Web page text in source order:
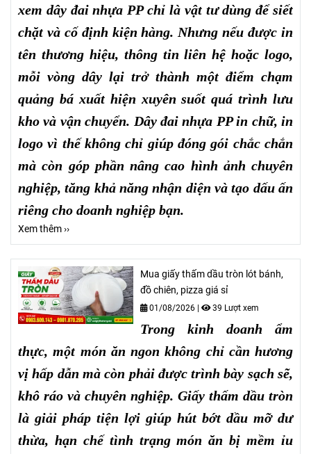
xem dây đai nhựa PP chỉ là vật tư dùng để siết
chặt và cố định kiện hàng. Nhưng nếu được in
tên thương hiệu, thông tin liên hệ hoặc logo,
mỗi vòng dây lại trở thành một điểm chạm
quảng bá xuất hiện xuyên suốt quá trình lưu
kho và vận chuyển. Dây đai nhựa PP in chữ, in
logo vì thế không chỉ giúp đóng gói chắc chắn
mà còn góp phần nâng cao hình ảnh chuyên
nghiệp, tăng khả năng nhận diện và tạo dấu ấn
riêng cho doanh nghiệp bạn.
Xem thêm ››
Mua giấy thấm dầu tròn lót bánh,
đồ chiên, pizza giá sỉ
01/08/2026 | 39 Lượt xem
Trong kinh doanh ẩm
thực, một món ăn ngon không chỉ cần hương
vị hấp dẫn mà còn phải được trình bày sạch sẽ,
khô ráo và chuyên nghiệp. Giấy thấm dầu tròn
là giải pháp tiện lợi giúp hút bớt dầu mỡ dư
thừa, hạn chế tình trạng món ăn bị mềm ỉu